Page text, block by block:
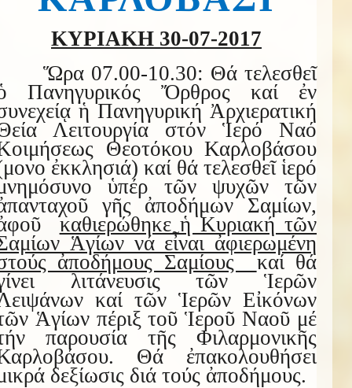
ΚΥΡΙΑΚΗ 30-07-2017
Ὥρα 07.00-10.30: Θά τελεσθεῖ
Πανηγυρικός Ὄρθρος καί ἐν
ἡ Πανηγυρική Ἀρχιερατική
Λειτουργία στόν Ἱερό Ναό
Θεοτόκου Καρλοβάσου
ἐκκλησιά) καί θά τελεσθεῖ ἱερό
ὑπέρ τῶν ψυχῶν τῶν
γῆς ἀποδήμων Σαμίων,
καθιερώθηκε ἡ Κυριακή τῶν
Ἁγίων νά εἶναι ἀφιερωμένη
ἀποδήμους Σαμίουςκαί θά
λιτάνευσις τῶν Ἱερῶν
καί τῶν Ἱερῶν Εἰκόνων
Ἁγίων πέριξ τοῦ Ἱεροῦ Ναοῦ μέ
παρουσία τῆς Φιλαρμονικῆς
Θά ἐπακολουθήσει
δεξίωσις διά τούς ἀποδήμους.